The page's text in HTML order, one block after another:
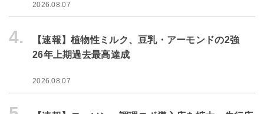
2026.08.07
4.
【速報】植物性ミルク、豆乳・アーモンドの2強
26年上期過去最高達成
2026.08.07